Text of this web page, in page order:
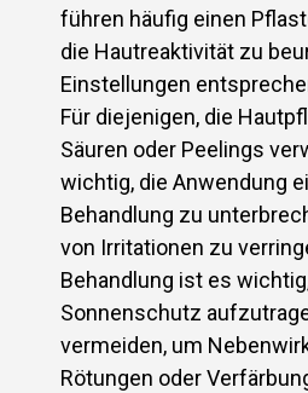
führen häufig einen
die Hautreaktivität zu
Einstellungen
Für diejenigen, die
Säuren oder Peelings
wichtig, die Anwendung
Behandlung zu
von Irritationen zu
Behandlung ist es
Sonnenschutz
vermeiden, um
Rötungen oder